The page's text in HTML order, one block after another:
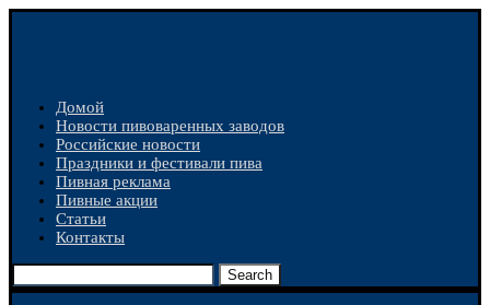
Домой
Новости пивоваренных заводов
Российские новости
Праздники и фестивали пива
Пивная реклама
Пивные акции
Статьи
Контакты
Search